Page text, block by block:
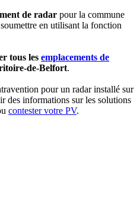
de radar pour la commune
en utilisant la fonction
tous les emplacements de
de-Belfort.
pour un radar installé sur
des informations sur les solutions
contester votre PV.